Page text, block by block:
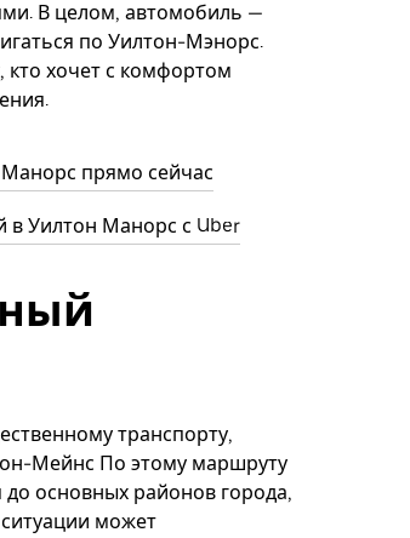
В целом, автомобиль —
по Уилтон-Мэнорс.
кто хочет с комфортом
Манорс прямо сейчас
в Уилтон Манорс с Uber
транспорту,
Мейнс По этому маршруту
основных районов города,
может